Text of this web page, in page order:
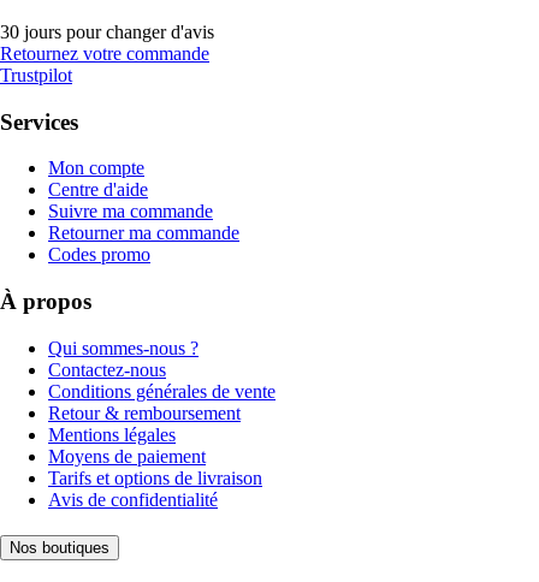
30 jours pour changer d'avis
Retournez votre commande
Trustpilot
Services
Mon compte
Centre d'aide
Suivre ma commande
Retourner ma commande
Codes promo
À propos
Qui sommes-nous ?
Contactez-nous
Conditions générales de vente
Retour & remboursement
Mentions légales
Moyens de paiement
Tarifs et options de livraison
Avis de confidentialité
Nos boutiques